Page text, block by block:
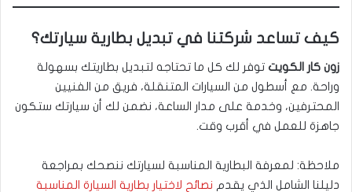
كيف تساعد شركتنا في تبديل بطارية سيارتك؟
زون كار الكويت توفر لك كل ما تحتاجه لتبديل بطاريتك بسهولة
وراحة. مع أسطول من السيارات المتنقلة، فريق من الفنيين
المحترفين، وخدمة على مدار الساعة، نضمن لك أن سيارتك ستكون
جاهزة للعمل في أقرب وقت.
ملاحظة: لمعرفة البطارية المناسبة لسيارتك ننصحك بمراجعة
دليلنا الشامل الذي يقدم نصائح لاختيار بطارية السيارة المناسبة